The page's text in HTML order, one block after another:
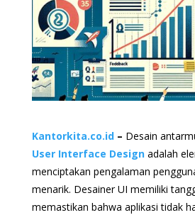
Kantorkita.co.id – Desain
User Interface Designadalah
menciptakan pengalaman
menarik. Desainer UI memiliki
memastikan bahwa aplikasi tidak